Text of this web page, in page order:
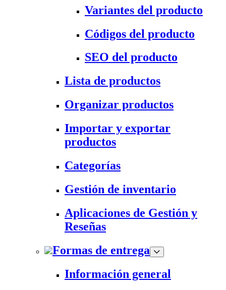
Variantes del producto
Códigos del producto
SEO del producto
Lista de productos
Organizar productos
Importar y exportar
productos
Categorías
Gestión de inventario
Aplicaciones de Gestión y
Reseñas
Formas de entrega
Información general